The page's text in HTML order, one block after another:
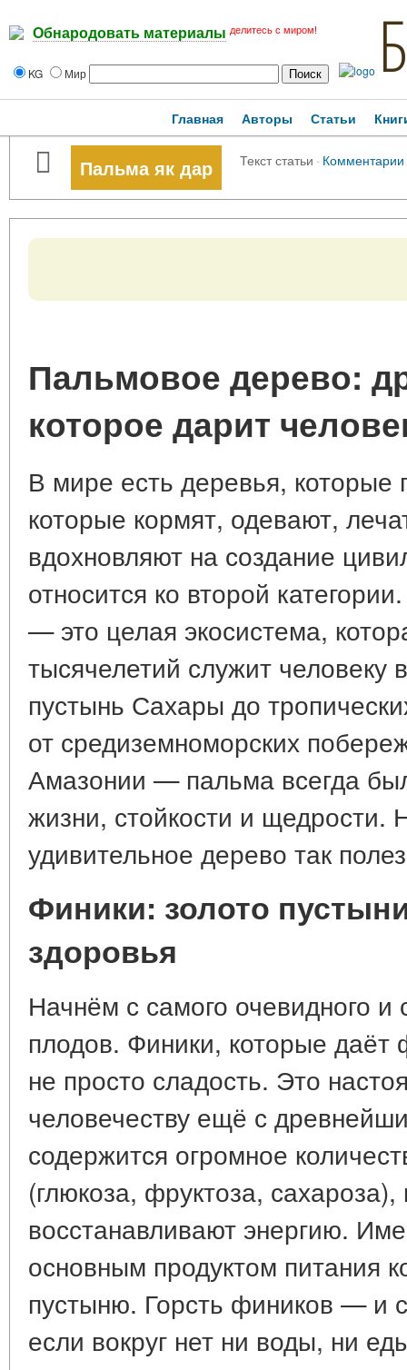
Обнародовать материалы делитесь с миром!
KG Мир
Главная Авторы Статьи
Пальма як дар Текст статьи · Комментарии
Пальмовое дерево:
которое дарит
В мире есть деревья, которые
которые кормят, одевают,
вдохновляют на создание
относится ко второй
— это целая экосистема,
тысячелетий служит
пустынь Сахары до
от средиземноморских
Амазонии — пальма всегда
жизни, стойкости и щедрости.
удивительное дерево так
Финики: золото
здоровья
Начнём с самого очевидного и
плодов. Финики, которые
не просто сладость. Это
человечеству ещё с
содержится огромное
(глюкоза, фруктоза,
восстанавливают энергию.
основным продуктом питания
пустыню. Горсть фиников — и
если вокруг нет ни воды, ни